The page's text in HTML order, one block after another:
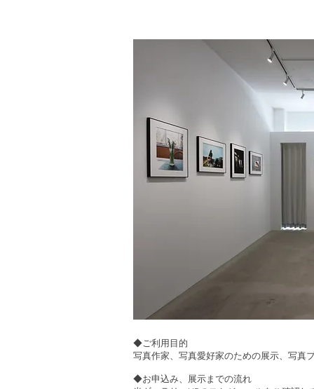
◆ご利用目的
写真作家、写真愛好家のための展示、写真
◆お申込み、展示までの流れ